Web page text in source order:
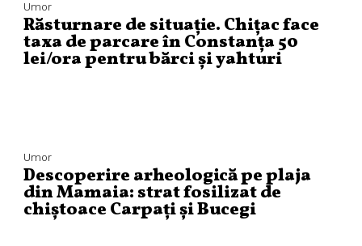
Umor
Răsturnare de situație. Chițac face
taxa de parcare în Constanța 50
lei/ora pentru bărci și yahturi
Umor
Descoperire arheologică pe plaja
din Mamaia: strat fosilizat de
chiștoace Carpați și Bucegi